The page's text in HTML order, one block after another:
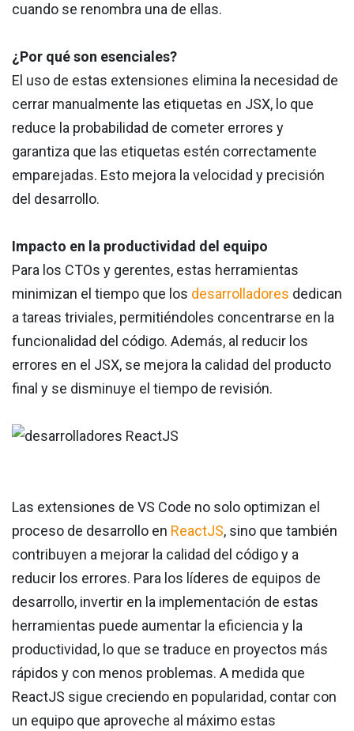
cuando se renombra una de ellas.
¿Por qué son esenciales?
El uso de estas extensiones elimina la necesidad de
cerrar manualmente las etiquetas en JSX, lo que
reduce la probabilidad de cometer errores y
garantiza que las etiquetas estén correctamente
emparejadas. Esto mejora la velocidad y precisión
del desarrollo.
Impacto en la productividad del equipo
Para los CTOs y gerentes, estas herramientas
minimizan el tiempo que los desarrolladores dedican
a tareas triviales, permitiéndoles concentrarse en la
funcionalidad del código. Además, al reducir los
errores en el JSX, se mejora la calidad del producto
final y se disminuye el tiempo de revisión.
Las extensiones de VS Code no solo optimizan el
proceso de desarrollo en ReactJS, sino que también
contribuyen a mejorar la calidad del código y a
reducir los errores. Para los líderes de equipos de
desarrollo, invertir en la implementación de estas
herramientas puede aumentar la eficiencia y la
productividad, lo que se traduce en proyectos más
rápidos y con menos problemas. A medida que
ReactJS sigue creciendo en popularidad, contar con
un equipo que aproveche al máximo estas